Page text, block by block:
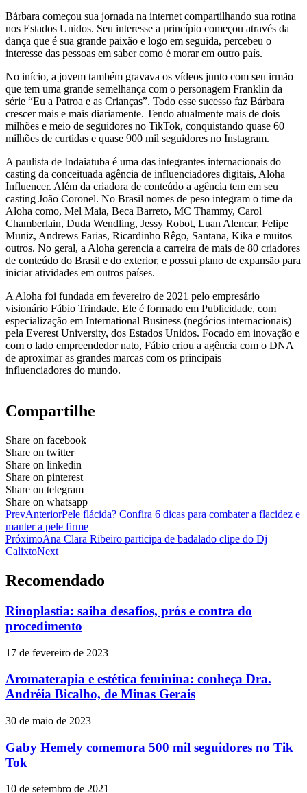
Bárbara começou sua jornada na internet compartilhando sua rotina
nos Estados Unidos. Seu interesse a princípio começou através da
dança que é sua grande paixão e logo em seguida, percebeu o
interesse das pessoas em saber como é morar em outro país.
No início, a jovem também gravava os vídeos junto com seu irmão
que tem uma grande semelhança com o personagem Franklin da
série “Eu a Patroa e as Crianças”. Todo esse sucesso faz Bárbara
crescer mais e mais diariamente. Tendo atualmente mais de dois
milhões e meio de seguidores no TikTok, conquistando quase 60
milhões de curtidas e quase 900 mil seguidores no Instagram.
A paulista de Indaiatuba é uma das integrantes internacionais do
casting da conceituada agência de influenciadores digitais, Aloha
Influencer. Além da criadora de conteúdo a agência tem em seu
casting João Coronel. No Brasil nomes de peso integram o time da
Aloha como, Mel Maia, Beca Barreto, MC Thammy, Carol
Chamberlain, Duda Wendling, Jessy Robot, Luan Alencar, Felipe
Muniz, Andrews Farias, Ricardinho Rêgo, Santana, Kika e muitos
outros. No geral, a Aloha gerencia a carreira de mais de 80 criadores
de conteúdo do Brasil e do exterior, e possui plano de expansão para
iniciar atividades em outros países.
A Aloha foi fundada em fevereiro de 2021 pelo empresário
visionário Fábio Trindade. Ele é formado em Publicidade, com
especialização em International Business (negócios internacionais)
pela Everest University, dos Estados Unidos. Focado em inovação e
com o lado empreendedor nato, Fábio criou a agência com o DNA
de aproximar as grandes marcas com os principais
influenciadores do mundo.
Compartilhe
Share on facebook
Share on twitter
Share on linkedin
Share on pinterest
Share on telegram
Share on whatsapp
PrevAnteriorPele flácida? Confira 6 dicas para combater a flacidez e
manter a pele firme
PróximoAna Clara Ribeiro participa de badalado clipe do Dj
CalixtoNext
Recomendado
Rinoplastia: saiba desafios, prós e contra do
procedimento
17 de fevereiro de 2023
Aromaterapia e estética feminina: conheça Dra.
Andréia Bicalho, de Minas Gerais
30 de maio de 2023
Gaby Hemely comemora 500 mil seguidores no Tik
Tok
10 de setembro de 2021